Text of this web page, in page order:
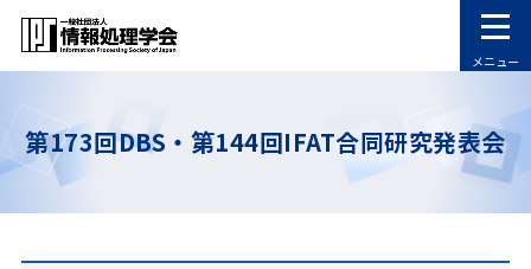
メニュー
第173回DBS・第144回IFAT合同研究発表会